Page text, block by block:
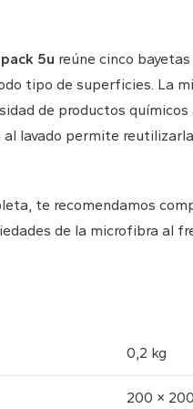
5u reúne cinco
tipo de superficies. La
de productos
lavado permite
te recomendamos
de la microfibra al
0,2 kg
200 ×